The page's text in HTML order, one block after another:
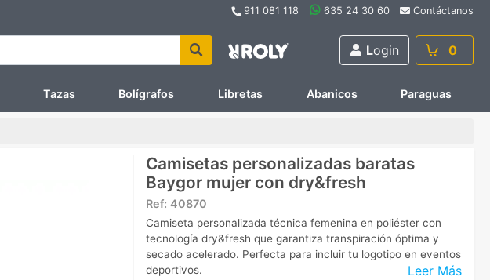
911 081 118 635 24 30 60 Contáctanos
Login 0
Tazas Bolígrafos Libretas Abanicos Paraguas
Camisetas personalizadas baratas
Baygor mujer con dry&fresh
Ref: 40870
Leer Más
Camiseta personalizada técnica femenina en poliéster con
tecnología dry&fresh que garantiza transpiración óptima y
secado acelerado. Perfecta para incluir tu logotipo en eventos
deportivos.